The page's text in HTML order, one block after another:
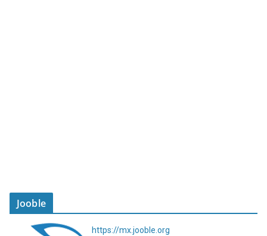
Jooble
https://mx.jooble.org